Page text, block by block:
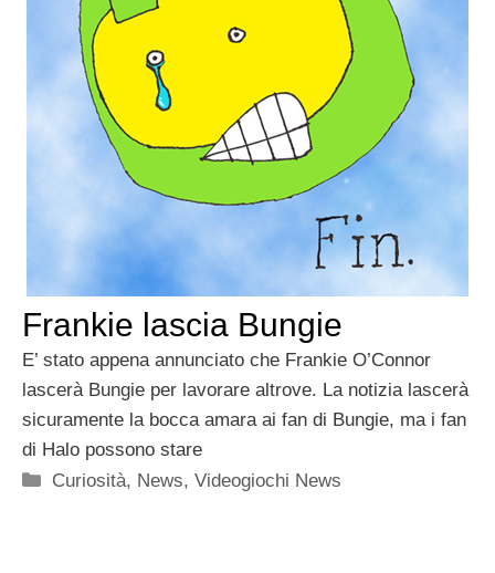
Frankie lascia Bungie
E’ stato appena annunciato che Frankie O’Connor
lascerà Bungie per lavorare altrove. La notizia lascerà
sicuramente la bocca amara ai fan di Bungie, ma i fan
di Halo possono stare
Categorie
Curiosità, News,Videogiochi News